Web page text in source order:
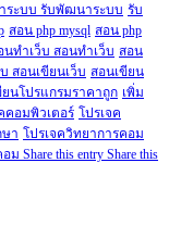
ระบบ รับพัฒนาระบบ รับ
สอน php mysql สอน php
นทำเว็บ สอนทำเว็บ สอน
สอนเขียนเว็บ สอนเขียน
ยนโปรแกรมราคาถูก เพิ่ม
คอมพิวเตอร์ โปรเจค
ษา โปรเจควิทยาการคอม
Share this entry Share this